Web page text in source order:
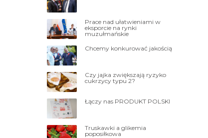
Prace nad ułatwieniami w
eksporcie na rynki
muzułmańskie
Chcemy konkurować jakością
Czy jajka zwiększają ryzyko
cukrzycy typu 2?
Łączy nas PRODUKT POLSKI
Truskawki a glikemia
poposiłkowa